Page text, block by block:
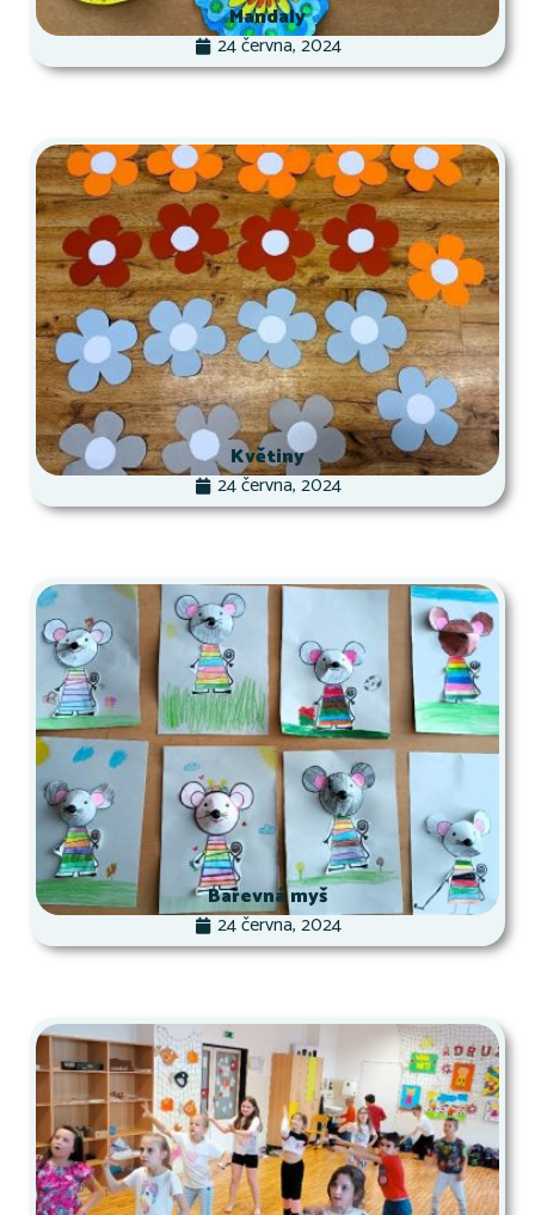
Mandaly
24 června, 2024
Květiny
24 června, 2024
Barevná myš
24 června, 2024